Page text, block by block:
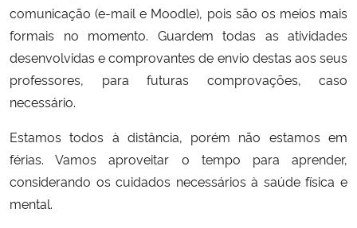
comunicação (e-mail e Moodle), pois são os meios mais
formais no momento. Guardem todas as atividades
desenvolvidas e comprovantes de envio destas aos seus
professores, para futuras comprovações, caso
necessário.
Estamos todos à distância, porém não estamos em
férias. Vamos aproveitar o tempo para aprender,
considerando os cuidados necessários à saúde física e
mental.